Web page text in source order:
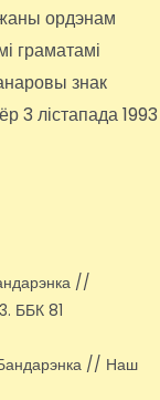
ордэнам
граматамі
знак
3 лістапада 1993
//
ББК 81
// Наш